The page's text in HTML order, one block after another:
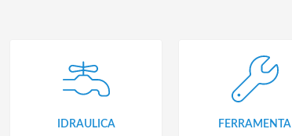
IDRAULICA FERRAMENTA